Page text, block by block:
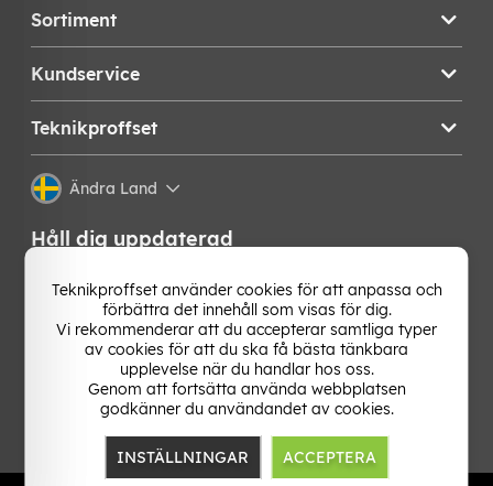
Sortiment
Kundservice
Teknikproffset
Ändra Land
Håll dig uppdaterad
Få de senaste nyheterna, hetaste erbjudandena och
bästa tipsen från oss direkt i din mejlkorg. Signa upp på
vårt nyhetsbrev!
Teknikproffset använder cookies för att anpassa och
förbättra det innehåll som visas för dig.
Vi rekommenderar att du accepterar samtliga typer
av cookies för att du ska få bästa tänkbara
upplevelse när du handlar hos oss.
Genom att fortsätta använda webbplatsen
godkänner du användandet av cookies.
INSTÄLLNINGAR ACCEPTERA